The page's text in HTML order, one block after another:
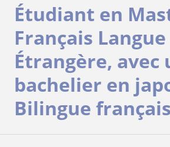
Étudiant en
Français Langue
Étrangère, avec
bachelier en
Bilingue